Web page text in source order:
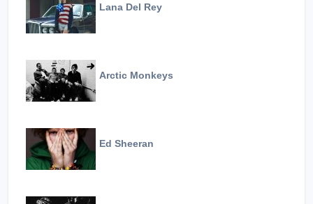
Lana Del Rey
Arctic Monkeys
Ed Sheeran